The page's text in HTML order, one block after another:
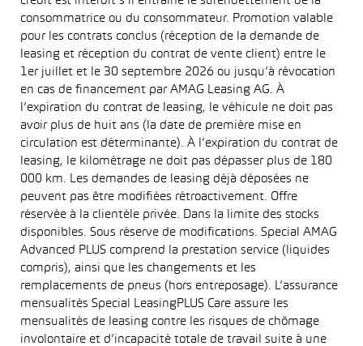
consommatrice ou du consommateur. Promotion valable
pour les contrats conclus (réception de la demande de
leasing et réception du contrat de vente client) entre le
1er juillet et le 30 septembre 2026 ou jusqu’à révocation
en cas de financement par AMAG Leasing AG. À
l’expiration du contrat de leasing, le véhicule ne doit pas
avoir plus de huit ans (la date de première mise en
circulation est déterminante). À l’expiration du contrat de
leasing, le kilométrage ne doit pas dépasser plus de 180
000 km. Les demandes de leasing déjà déposées ne
peuvent pas être modifiées rétroactivement. Offre
réservée à la clientèle privée. Dans la limite des stocks
disponibles. Sous réserve de modifications. Special AMAG
Advanced PLUS comprend la prestation service (liquides
compris), ainsi que les changements et les
remplacements de pneus (hors entreposage). L’assurance
mensualités Special LeasingPLUS Care assure les
mensualités de leasing contre les risques de chômage
involontaire et d’incapacité totale de travail suite à une